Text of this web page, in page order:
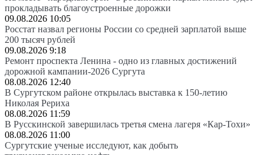
прокладывать благоустроенные дорожки
09.08.2026 10:05
Росстат назвал регионы России со средней зарплатой выше
200 тысяч рублей
09.08.2026 9:18
Ремонт проспекта Ленина - одно из главных достижений
дорожной кампании-2026 Сургута
08.08.2026 12:40
В Сургутском районе открылась выставка к 150-летию
Николая Рериха
08.08.2026 11:59
В Русскинской завершилась третья смена лагеря «Кар-Тохи»
08.08.2026 11:00
Сургутские ученые исследуют, как добыть